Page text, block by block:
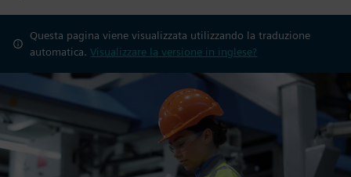
Questa pagina viene visualizzata utilizzando la traduzione
automatica.Visualizzare la versione in inglese?